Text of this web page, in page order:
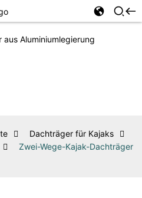
Dachträger für Kajaks
Zwei-Wege-Kajak-Dachträger